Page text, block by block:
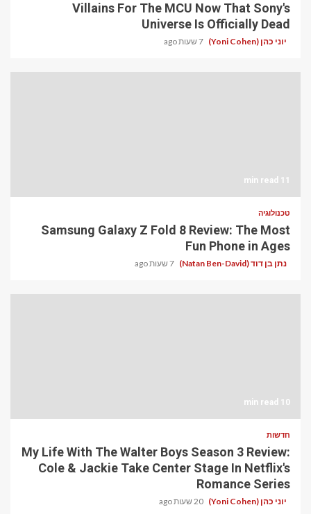
Villains For The MCU Now That Sony's
Universe Is Officially Dead
יוני כהן (Yoni Cohen) 7 שעות ago
11 min read
טכנולוגיה
Samsung Galaxy Z Fold 8 Review: The Most
Fun Phone in Ages
נתן בן דוד (Natan Ben-David) 7 שעות ago
10 min read
חדשות
My Life With The Walter Boys Season 3 Review:
Cole & Jackie Take Center Stage In Netflix's
Romance Series
יוני כהן (Yoni Cohen) 20 שעות ago